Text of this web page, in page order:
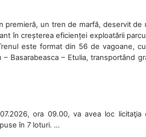
premieră, un tren de marfă, deservit de
în creșterea eficienței exploatării
este format din 56 de vagoane,
Basarabeasca – Etulia, transportând
ora 09.00, va avea loc licitaţia
în 7 loturi. ...